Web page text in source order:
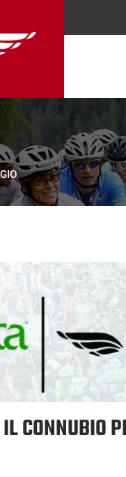
CONNUBIO